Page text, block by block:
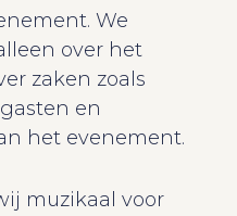
We
over het
zaken zoals
en
het evenement.
muzikaal voor